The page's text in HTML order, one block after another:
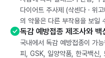
다이어트 주사제 (삭센다 · 위
의 약물은 다른 부작용을 보일
독감 예방접종 제조사와 백
국내에서 독감 예방접종이 가
피, GSK, 일양약품, 한국백신,